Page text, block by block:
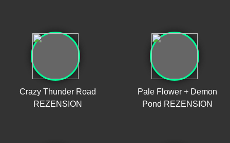
Crazy Thunder Road
REZENSION
Pale Flower + Demon
Pond REZENSION